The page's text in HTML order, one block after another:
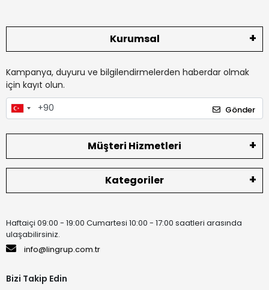
Kurumsal
Kampanya, duyuru ve bilgilendirmelerden haberdar olmak
için kayıt olun.
Gönder
Müşteri Hizmetleri
Kategoriler
Haftaiçi 09:00 - 19:00 Cumartesi 10:00 - 17:00 saatleri arasında
ulaşabilirsiniz.
info@lingrup.com.tr
Bizi Takip Edin